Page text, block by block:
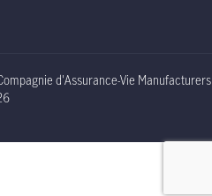
d'Assurance-Vie Manufacturers
nine to two thousand and nineteen